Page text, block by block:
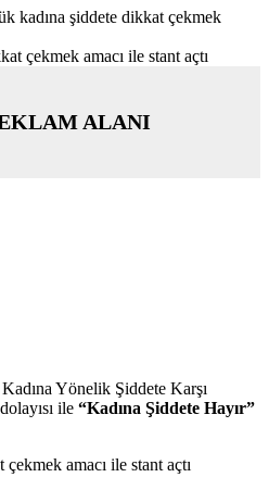
kadına şiddete dikkat çekmek
ALANI
Yönelik Şiddete Karşı
ile “Kadına Şiddete Hayır”
amacı ile stant açtı